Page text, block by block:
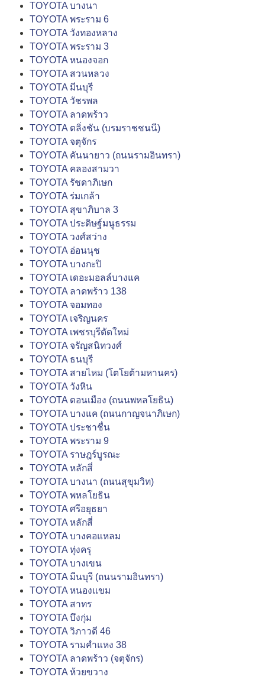
TOYOTA บางนา
TOYOTA พระราม 6
TOYOTA วังทองหลาง
TOYOTA พระราม 3
TOYOTA หนองจอก
TOYOTA สวนหลวง
TOYOTA มีนบุรี
TOYOTA วัชรพล
TOYOTA ลาดพร้าว
TOYOTA ตลิ่งชัน (บรมราชชนนี)
TOYOTA จตุจักร
TOYOTA คันนายาว (ถนนรามอินทรา)
TOYOTA คลองสามวา
TOYOTA รัชดาภิเษก
TOYOTA ร่มเกล้า
TOYOTA สุขาภิบาล 3
TOYOTA ประดิษฐ์มนูธรรม
TOYOTA วงศ์สว่าง
TOYOTA อ่อนนุช
TOYOTA บางกะปิ
TOYOTA เดอะมอลล์บางแค
TOYOTA ลาดพร้าว 138
TOYOTA จอมทอง
TOYOTA เจริญนคร
TOYOTA เพชรบุรีตัดใหม่
TOYOTA จรัญสนิทวงศ์
TOYOTA ธนบุรี
TOYOTA สายไหม (โตโยต้ามหานคร)
TOYOTA วังหิน
TOYOTA ดอนเมือง (ถนนพหลโยธิน)
TOYOTA บางแค (ถนนกาญจนาภิเษก)
TOYOTA ประชาชื่น
TOYOTA พระราม 9
TOYOTA ราษฎร์บูรณะ
TOYOTA หลักสี่
TOYOTA บางนา (ถนนสุขุมวิท)
TOYOTA พหลโยธิน
TOYOTA ศรีอยุธยา
TOYOTA หลักสี่
TOYOTA บางคอแหลม
TOYOTA ทุ่งครุ
TOYOTA บางเขน
TOYOTA มีนบุรี (ถนนรามอินทรา)
TOYOTA หนองแขม
TOYOTA สาทร
TOYOTA บึงกุ่ม
TOYOTA วิภาวดี 46
TOYOTA รามคำแหง 38
TOYOTA ลาดพร้าว (จตุจักร)
TOYOTA ห้วยขวาง